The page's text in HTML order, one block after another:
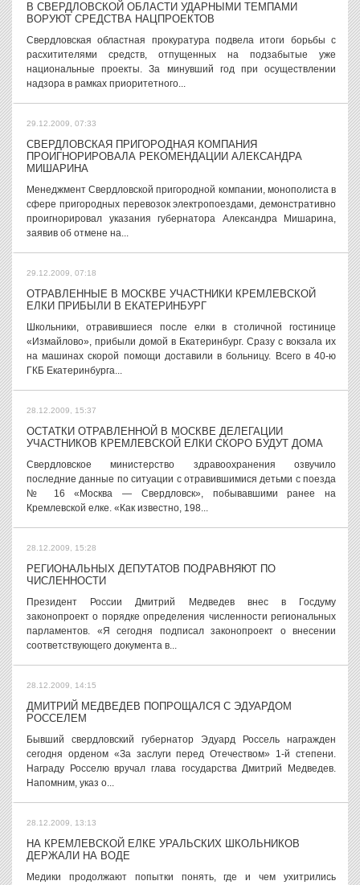
В СВЕРДЛОВСКОЙ ОБЛАСТИ УДАРНЫМИ ТЕМПАМИ
ВОРУЮТ СРЕДСТВА НАЦПРОЕКТОВ
Свердловская областная прокуратура подвела итоги борьбы с
расхитителями средств, отпущенных на подзабытые уже
национальные проекты. За минувший год при осуществлении
надзора в рамках приоритетного...
29.12.2009, 07:33
СВЕРДЛОВСКАЯ ПРИГОРОДНАЯ КОМПАНИЯ
ПРОИГНОРИРОВАЛА РЕКОМЕНДАЦИИ АЛЕКСАНДРА
МИШАРИНА
Менеджмент Свердловской пригородной компании, монополиста в
сфере пригородных перевозок электропоездами, демонстративно
проигнорировал указания губернатора Александра Мишарина,
заявив об отмене на...
29.12.2009, 07:18
ОТРАВЛЕННЫЕ В МОСКВЕ УЧАСТНИКИ КРЕМЛЕВСКОЙ
ЕЛКИ ПРИБЫЛИ В ЕКАТЕРИНБУРГ
Школьники, отравившиеся после елки в столичной гостинице
«Измайлово», прибыли домой в Екатеринбург. Сразу с вокзала их
на машинах скорой помощи доставили в больницу. Всего в 40-ю
ГКБ Екатеринбурга...
28.12.2009, 15:37
ОСТАТКИ ОТРАВЛЕННОЙ В МОСКВЕ ДЕЛЕГАЦИИ
УЧАСТНИКОВ КРЕМЛЕВСКОЙ ЕЛКИ СКОРО БУДУТ ДОМА
Свердловское министерство здравоохранения озвучило
последние данные по ситуации с отравившимися детьми с поезда
№ 16 «Москва — Свердловск», побывавшими ранее на
Кремлевской елке. «Как известно, 198...
28.12.2009, 15:28
РЕГИОНАЛЬНЫХ ДЕПУТАТОВ ПОДРАВНЯЮТ ПО
ЧИСЛЕННОСТИ
Президент России Дмитрий Медведев внес в Госдуму
законопроект о порядке определения численности региональных
парламентов. «Я сегодня подписал законопроект о внесении
соответствующего документа в...
28.12.2009, 14:15
ДМИТРИЙ МЕДВЕДЕВ ПОПРОЩАЛСЯ С ЭДУАРДОМ
РОССЕЛЕМ
Бывший свердловский губернатор Эдуард Россель награжден
сегодня орденом «За заслуги перед Отечеством» 1-й степени.
Награду Росселю вручал глава государства Дмитрий Медведев.
Напомним, указ о...
28.12.2009, 13:13
НА КРЕМЛЕВСКОЙ ЕЛКЕ УРАЛЬСКИХ ШКОЛЬНИКОВ
ДЕРЖАЛИ НА ВОДЕ
Медики продолжают попытки понять, где и чем ухитрились